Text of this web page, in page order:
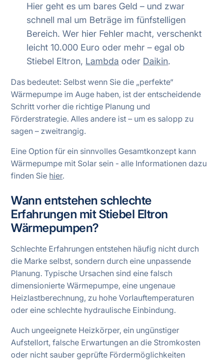
Hier geht es um bares Geld – und zwar
schnell mal um Beträge im fünfstelligen
Bereich. Wer hier Fehler macht, verschenkt
leicht 10.000 Euro oder mehr – egal ob
Stiebel Eltron, Lambda oder Daikin.
Das bedeutet: Selbst wenn Sie die „perfekte“
Wärmepumpe im Auge haben, ist der entscheidende
Schritt vorher die richtige Planung und
Förderstrategie. Alles andere ist – um es salopp zu
sagen – zweitrangig.
Eine Option für ein sinnvolles Gesamtkonzept kann
Wärmepumpe mit Solar sein - alle Informationen dazu
finden Sie hier.
Wann entstehen schlechte
Erfahrungen mit Stiebel Eltron
Wärmepumpen?
Schlechte Erfahrungen entstehen häufig nicht durch
die Marke selbst, sondern durch eine unpassende
Planung. Typische Ursachen sind eine falsch
dimensionierte Wärmepumpe, eine ungenaue
Heizlastberechnung, zu hohe Vorlauftemperaturen
oder eine schlechte hydraulische Einbindung.
Auch ungeeignete Heizkörper, ein ungünstiger
Aufstellort, falsche Erwartungen an die Stromkosten
oder nicht sauber geprüfte Fördermöglichkeiten